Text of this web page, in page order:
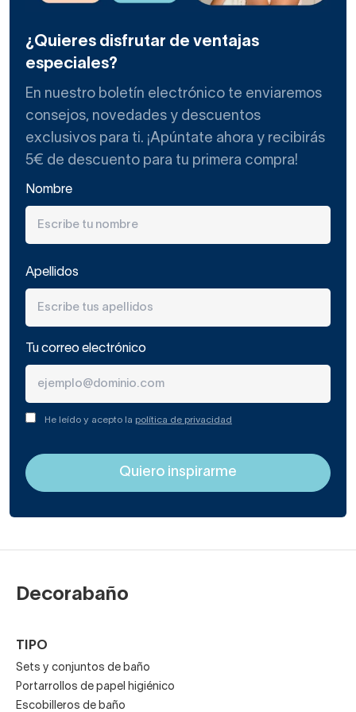
que dure más años, ya que este tipo de metal no se
estropea ni con el agua directa ni con la humedad
Lo que diferencia los distintos modelos de papeleras de
baño con pedal y tapa que vendemos en Decorabaño es
de la sala. Si el aseo no es grande, coloca una pequeña y
de forma redondeada, entorpecerá menos.
Si la vas a encajar entre el WC y la pared anexa, un modelo
rectangular pequeño que se adapte a la esquina será útil.
Aunque la compres de acero, que no es nada cara, límpiala
cada semana para evitar malos olores y conservar su
acabado brillante intacto.
Combina este accesorio con otros del mismo material y
acabado. Tenemos muchos complementos en nuestro
en el baño, sin perder nada de estilo y belleza.
¿Quieres disfrutar de ventajas
especiales?
En nuestro boletín electrónico te enviaremos
consejos, novedades y descuentos
exclusivos para ti. ¡Apúntate ahora y recibirás
5€ de descuento para tu primera compra!
Nombre
Apellidos
Tu correo electrónico
He leído y acepto la política de privacidad
Decorabaño
TIPO
Sets y conjuntos de baño
Portarrollos de papel higiénico
Escobilleros de baño